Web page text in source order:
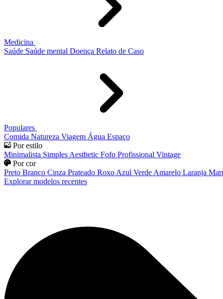
Medicina
Saúde Saúde mental Doença Relato de Caso
Populares
Comida Natureza Viagem Água Espaço
Por estilo
Minimalista Simples Aesthetic Fofo Profissional Vintage
Por cor
Preto Branco Cinza Prateado Roxo Azul Verde Amarelo Laranja
Explorar modelos recentes